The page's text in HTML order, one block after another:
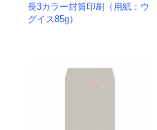
長3カラー封筒印刷（用紙：ウ
グイス85g）